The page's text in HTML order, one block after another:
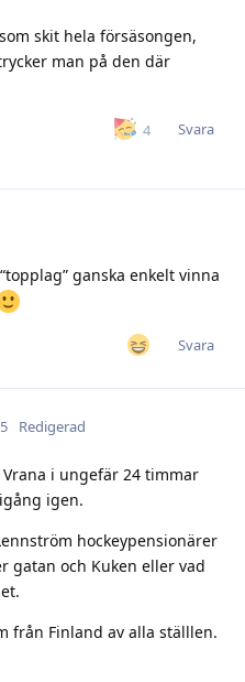
skit hela försäsongen,
man på den där
4 Svara
ganska enkelt vinna
Svara
Redigerad
i ungefär 24 timmar
igen.
hockeypensionärer
gatan och Kuken eller vad
från Finland av alla ställlen.